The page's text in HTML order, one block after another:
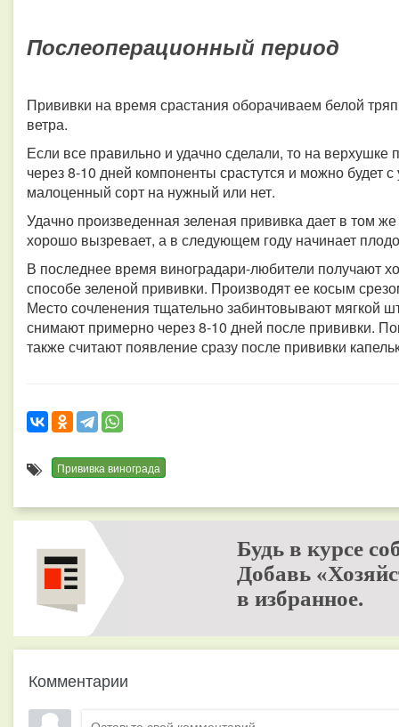
Послеоперационный период
Прививки на время срастания оборачиваем белой
ветра.
Если все правильно и удачно сделали, то на верхушке
через 8-10 дней компоненты срастутся и можно будет
малоценный сорт на нужный или нет.
Удачно произведенная зеленая прививка дает в том
хорошо вызревает, а в следующем году начинает
В последнее время виноградари-любители получают
способе зеленой прививки. Производят ее косым
Место сочленения тщательно забинтовывают мягкой
снимают примерно через 8-10 дней после прививки.
также считают появление сразу после прививки
Прививка винограда
Будь в курсе
Добавь
в избранное.
Комментарии